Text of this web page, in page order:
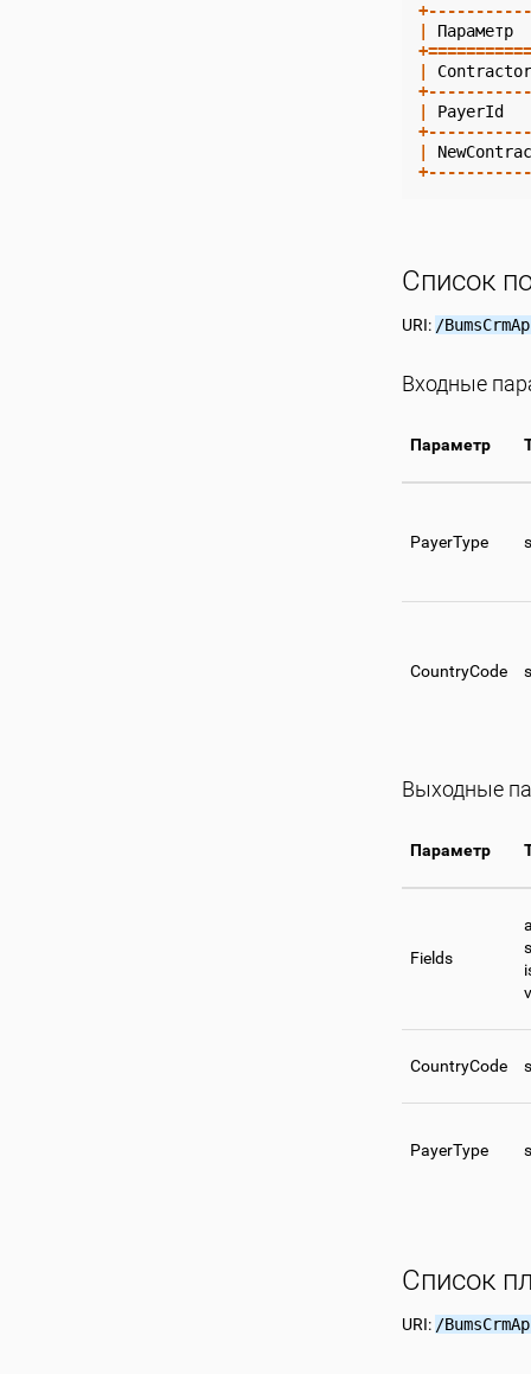
Параметр
PayerId
Список
URI: /
Входные
Параметр
PayerType
CountryCode
Выходные
Параметр
Fields
CountryCode
PayerType
Список
URI: /